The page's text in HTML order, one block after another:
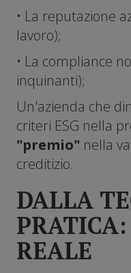
• La reputazione
lavoro);
• La compliance
inquinanti);
Un'azienda che
criteri ESG nella
"premio" nella
creditizio.
DALLA
REALE